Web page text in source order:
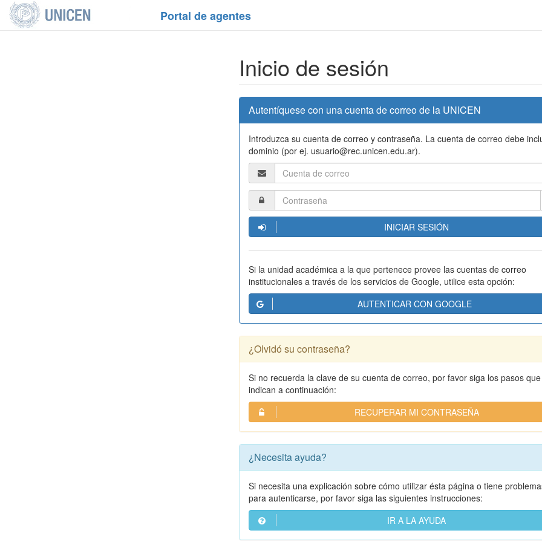
Portal de agentes
Inicio de sesión
Autentíquese con una cuenta de correo de la UNICEN
Introduzca su cuenta de correo y contraseña. La cuenta de correo debe
dominio (por ej. usuario@rec.unicen.edu.ar).
INICIAR SESIÓN
Si la unidad académica a la que pertenece provee las cuentas de correo
institucionales a través de los servicios de Google, utilice esta opción:
AUTENTICAR CON GOOGLE
¿Olvidó su contraseña?
Si no recuerda la clave de su cuenta de correo, por favor siga los pasos
indican a continuación:
RECUPERAR MI CONTRASEÑA
¿Necesita ayuda?
Si necesita una explicación sobre cómo utilizar ésta página o tiene
para autenticarse, por favor siga las siguientes instrucciones:
IR A LA AYUDA